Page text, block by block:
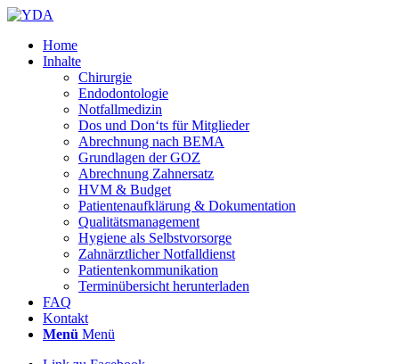
Home
Inhalte
Chirurgie
Endodontologie
Notfallmedizin
Dos und Don‘ts für Mitglieder
Abrechnung nach BEMA
Grundlagen der GOZ
Abrechnung Zahnersatz
HVM & Budget
Patientenaufklärung & Dokumentation
Qualitätsmanagement
Hygiene als Selbstvorsorge
Zahnärztlicher Notfalldienst
Patientenkommunikation
Terminübersicht herunterladen
FAQ
Kontakt
Menü Menü